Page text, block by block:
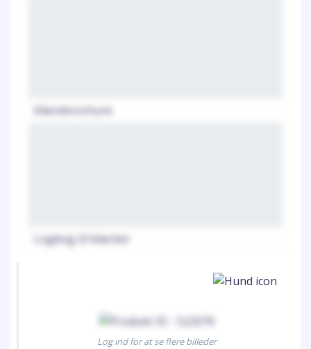
Klientbrochure
Logbog til klienter
Log ind for at se flere billeder